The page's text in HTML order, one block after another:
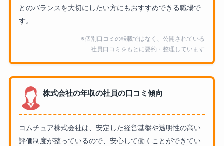
とのバランスを大切にしたい方にもおすすめできる職場で
す。
※個別口コミの転載ではなく、公開されている
社員口コミをもとに要約・整理しています
株式会社の年収の社員の口コミ傾向
コムチュア株式会社は、安定した経営基盤や透明性の高い
評価制度が整っているので、安心して働くことができてい